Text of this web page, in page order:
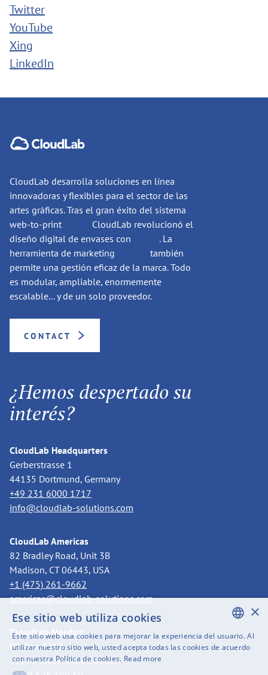
Twitter
YouTube
Xing
LinkedIn
CloudLab desarrolla soluciones en línea
innovadoras y flexibles para el sector de las
artes gráficas. Tras el gran éxito del sistema
web-to-print
CloudLab revolucionó el
diseño digital de envases con
. La
herramienta de marketing
también
permite una gestión eficaz de la marca. Todo
es modular, ampliable, enormemente
escalable... y de un solo proveedor.
CONTACT
¿Hemos despertado su
interés?
CloudLab Headquarters
Gerberstrasse 1
44135 Dortmund, Germany
+49 231 6000 1717
info@cloudlab-solutions.com
CloudLab Americas
82 Bradley Road, Unit 3B
Madison, CT 06443, USA
+1 (475) 261-9662
americas@cloudlab-solutions.com
CloudLab Nordics
PO Box 3318
11273 Stockholm, Sweden
ENGLISH
×
Ese sitio web utiliza cookies
Este sitio web usa cookies para mejorar la experiencia del usuario. Al
utilizar nuestro sitio web, usted acepta todas las cookies de acuerdo
con nuestra Política de cookies. Read more